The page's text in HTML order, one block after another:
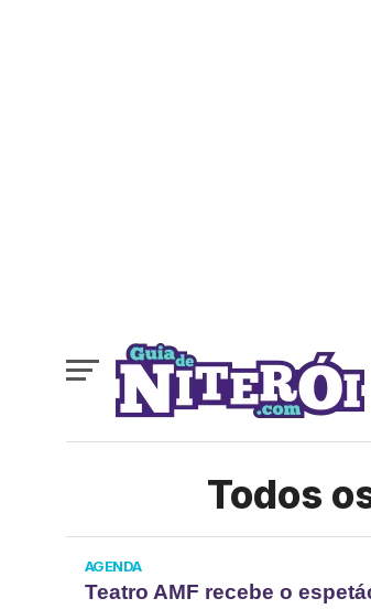
Todos
AGENDA
Teatro AMF recebe o